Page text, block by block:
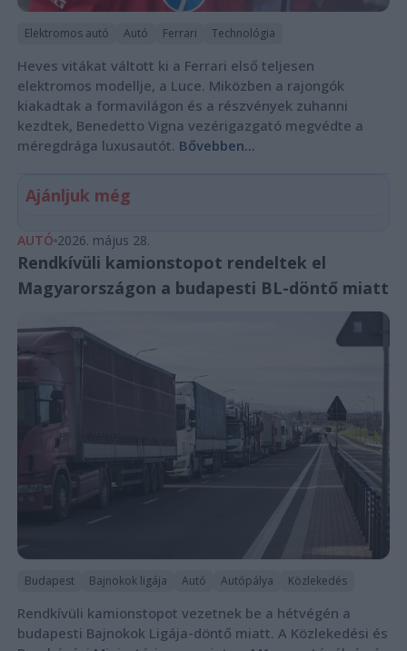
Elektromos autó Autó Ferrari Technológia
Heves vitákat váltott ki a Ferrari első teljesen
elektromos modellje, a Luce. Miközben a rajongók
kiakadtak a formavilágon és a részvények zuhanni
kezdtek, Benedetto Vigna vezérigazgató megvédte a
méregdrága luxusautót. Bővebben...
Ajánljuk még
AUTÓ 2026. május 28.
Rendkívüli kamionstopot rendeltek el
Magyarországon a budapesti BL-döntő miatt
Budapest Bajnokok ligája Autó Autópálya Közlekedés
Rendkívüli kamionstopot vezetnek be a hétvégén a
budapesti Bajnokok Ligája-döntő miatt. A Közlekedési és